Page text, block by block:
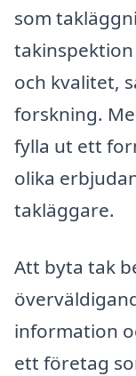
som
och kvalitet,
forskning.
fylla ut ett
olika
takläggare.
Att byta tak
information
ett företag